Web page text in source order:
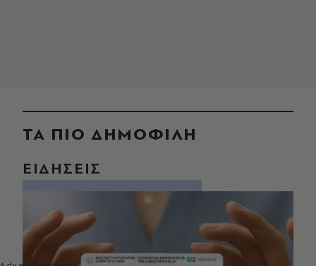
ΤΑ ΠΙΟ ΔΗΜΟΦΙΛΗ
ΕΙΔΗΣΕΙΣ